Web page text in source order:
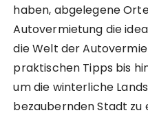
haben, abgelegene
Autovermietung die
die Welt der
praktischen Tipps bis
um die winterliche
bezaubernden Stadt zu